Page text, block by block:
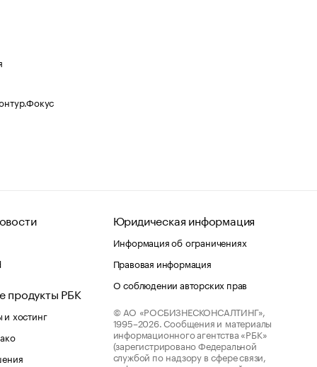
продукты РБК
хостинг
Юридическая информация
Информация об ограничениях
Правовая информация
О соблюдении авторских прав
© АО «РОСБИЗНЕСКОНСАЛТИНГ»,
1995–2026. Сообщения и материалы
информационного агентства «РБК»
(зарегистрировано Федеральной
службой по надзору в сфере связи,